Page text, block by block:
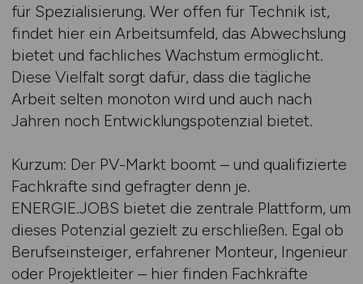
für Spezialisierung. Wer offen für Technik ist,
findet hier ein Arbeitsumfeld, das Abwechslung
bietet und fachliches Wachstum ermöglicht.
Diese Vielfalt sorgt dafür, dass die tägliche
Arbeit selten monoton wird und auch nach
Jahren noch Entwicklungspotenzial bietet.
Kurzum: Der PV-Markt boomt – und qualifizierte
Fachkräfte sind gefragter denn je.
ENERGIE.JOBS bietet die zentrale Plattform, um
dieses Potenzial gezielt zu erschließen. Egal ob
Berufseinsteiger, erfahrener Monteur, Ingenieur
oder Projektleiter – hier finden Fachkräfte